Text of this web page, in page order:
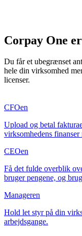
Corpay One
Du får et ubegrænset
hele din virksomhed
licenser.
CFOen
Upload og betal
virksomhedens
CEOen
Få det fulde overblik
bruger pengene, og
Manageren
Hold let styr på din
arbejdsgange.